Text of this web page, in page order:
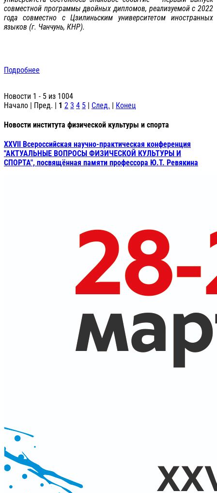
совместной программы двойных дипломов, реализуемой с 2022
года совместно с Цзилиньским университетом иностранных
языков (г. Чанчунь, КНР).
Подробнее
Новости 1 - 5 из 1004
Начало | Пред. | 1 2 3 4 5 | След. | Конец
Новости института физической культуры и спорта
XXVII Всероссийская научно-практическая конференция
"АКТУАЛЬНЫЕ ВОПРОСЫ ФИЗИЧЕСКОЙ КУЛЬТУРЫ И
СПОРТА", посвящённая памяти профессора Ю.Т. Ревякина